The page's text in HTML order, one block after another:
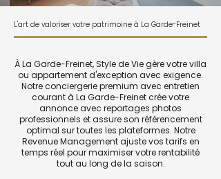
L'art de valoriser votre patrimoine à La Garde-Freinet
À La Garde-Freinet, Style de Vie gère votre villa
ou appartement d'exception avec exigence.
Notre conciergerie premium avec entretien
courant à La Garde-Freinet crée votre
annonce avec reportages photos
professionnels et assure son référencement
optimal sur toutes les plateformes. Notre
Revenue Management ajuste vos tarifs en
temps réel pour maximiser votre rentabilité
tout au long de la saison.